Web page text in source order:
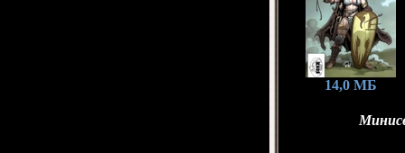
14,0 МБ